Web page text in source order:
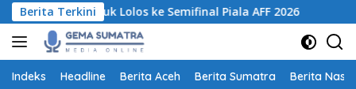
Langsung
ke
konten
Berita Terkini
untuk Lolos ke Semifinal Piala AFF 2026 Pemprov
Indeks Headline Berita Aceh Berita Sumatra Berita